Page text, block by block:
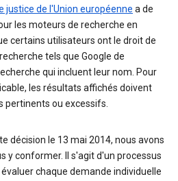
justice de l'Union européenne a de
les moteurs de recherche en
certains utilisateurs ont le droit de
tels que Google de
qui incluent leur nom. Pour
les résultats affichés doivent
pertinents ou excessifs.
décision le 13 mai 2014, nous avons
y conformer. Il s'agit d'un processus
chaque demande individuelle